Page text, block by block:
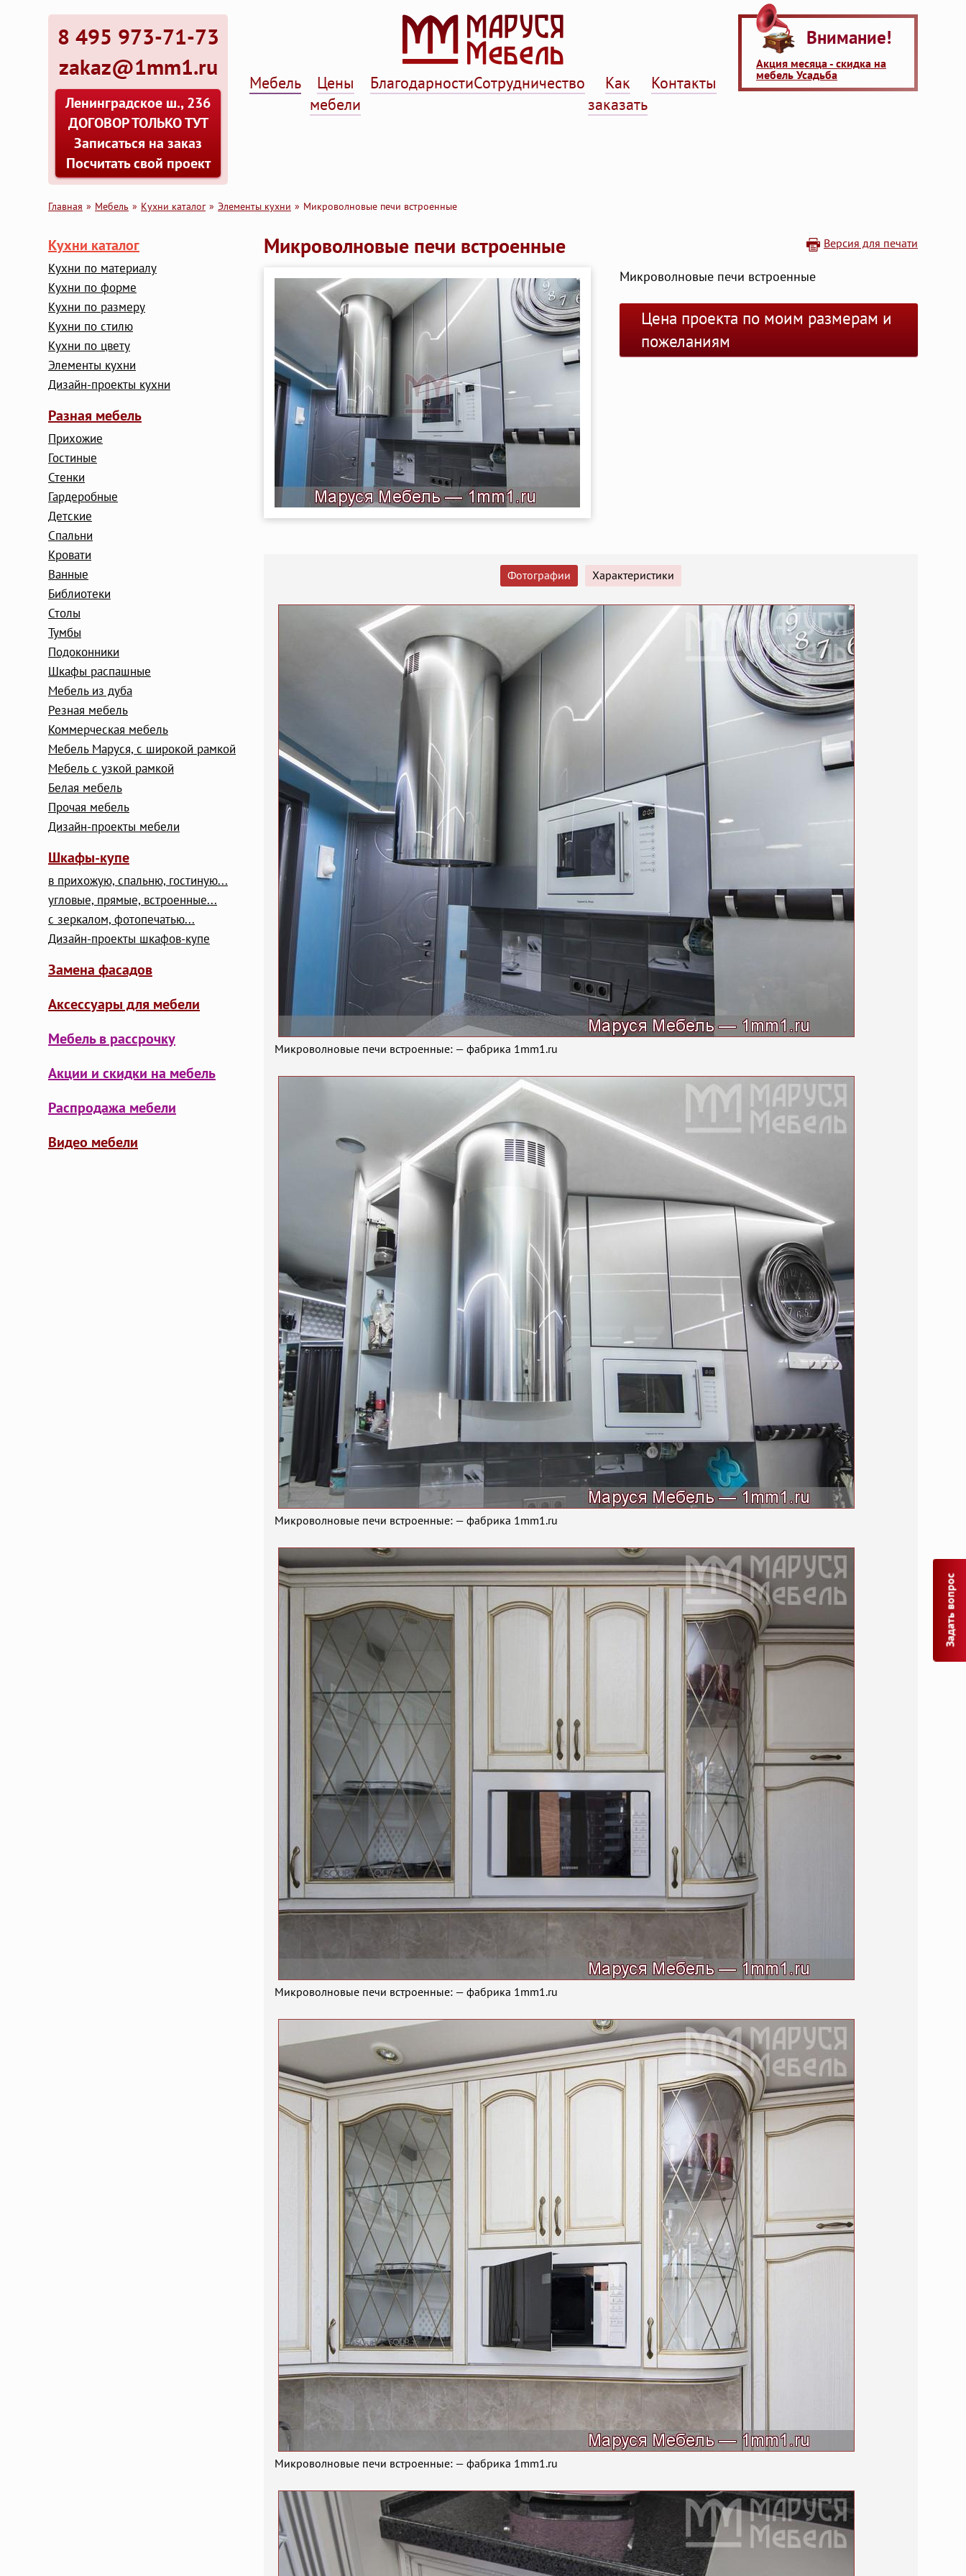
8 495 973-71-73
zakaz@1mm1.ru
Ленинградское ш., 236
ДОГОВОР ТОЛЬКО ТУТ
Записаться на заказ
Посчитать свой проект
Мебель
Цены
мебели
БлагодарностиСотрудничество
Как
заказать
Контакты
Внимание!
Акция месяца - скидка на
мебель Усадьба
Главная Мебель Кухни каталог Элементы кухни Микроволновые печи встроенные
Кухни каталог
Кухни по материалу
Кухни по форме
Кухни по размеру
Кухни по стилю
Кухни по цвету
Элементы кухни
Дизайн-проекты кухни
Разная мебель
Прихожие
Гостиные
Стенки
Гардеробные
Детские
Cпальни
Кровати
Ванные
Библиотеки
Столы
Тумбы
Подоконники
Шкафы распашные
Мебель из дуба
Резная мебель
Коммерческая мебель
Мебель Маруся, с широкой рамкой
Мебель с узкой рамкой
Белая мебель
Прочая мебель
Дизайн-проекты мебели
Шкафы-купе
в прихожую, спальню, гостиную...
угловые, прямые, встроенные...
с зеркалом, фотопечатью...
Дизайн-проекты шкафов-купе
Замена фасадов
Аксессуары для мебели
Мебель в рассрочку
Акции и скидки на мебель
Распродажа мебели
Видео мебели
Версия для печати
Микроволновые печи встроенные
Микроволновые печи встроенные
Цена проекта по моим размерам и
пожеланиям
Фотографии Характеристики
Микроволновые печи встроенные: — фабрика 1mm1.ru
Микроволновые печи встроенные: — фабрика 1mm1.ru
Микроволновые печи встроенные: — фабрика 1mm1.ru
Микроволновые печи встроенные: — фабрика 1mm1.ru
Задать вопрос